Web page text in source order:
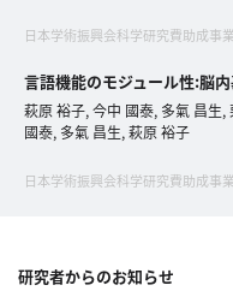
薦
メ
ン
Our
社
日本学術振興会科学研究費助成事
言語機能のモジュール性:脳
萩原 裕子, 今中 國泰, 多氣 昌生
國泰, 多氣 昌生, 萩原 裕子
日本学術振興会科学研究費助成事
研究者からのお知らせ